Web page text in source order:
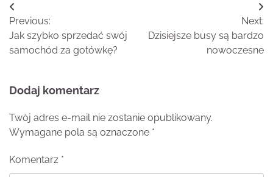
Nawigacja
wpisu
Previous:
Jak szybko sprzedać swój
samochód za gotówkę?
Next:
Dzisiejsze busy są bardzo
nowoczesne
Dodaj komentarz
Twój adres e-mail nie zostanie opublikowany.
Wymagane pola są oznaczone *
Komentarz *